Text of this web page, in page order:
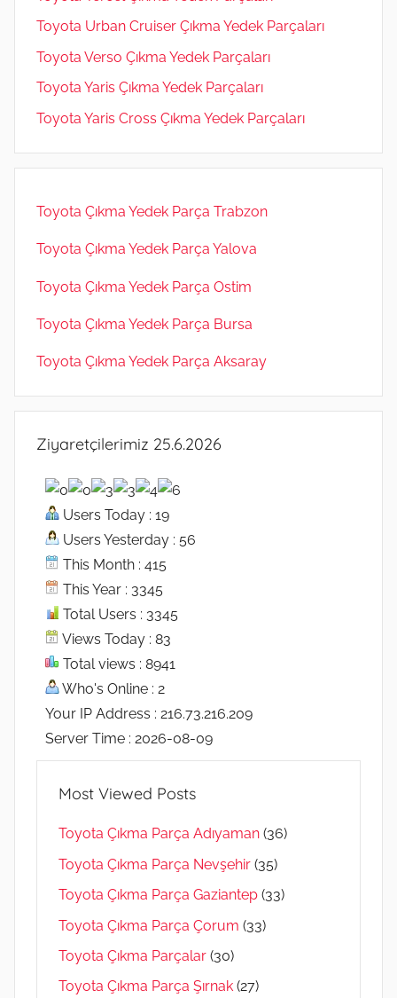
Toyota Urban Cruiser Çıkma Yedek Parçaları
Toyota Verso Çıkma Yedek Parçaları
Toyota Yaris Çıkma Yedek Parçaları
Toyota Yaris Cross Çıkma Yedek Parçaları
Toyota Çıkma Yedek Parça Trabzon
Toyota Çıkma Yedek Parça Yalova
Toyota Çıkma Yedek Parça Ostim
Toyota Çıkma Yedek Parça Bursa
Toyota Çıkma Yedek Parça Aksaray
Ziyaretçilerimiz 25.6.2026
Users Today : 19
Users Yesterday : 56
This Month : 415
This Year : 3345
Total Users : 3345
Views Today : 83
Total views : 8941
Who's Online : 2
Your IP Address : 216.73.216.209
Server Time : 2026-08-09
Most Viewed Posts
Toyota Çıkma Parça Adıyaman (36)
Toyota Çıkma Parça Nevşehir (35)
Toyota Çıkma Parça Gaziantep (33)
Toyota Çıkma Parça Çorum (33)
Toyota Çıkma Parçalar (30)
Toyota Çıkma Parça Şırnak (27)